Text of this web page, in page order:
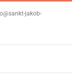
jakob-